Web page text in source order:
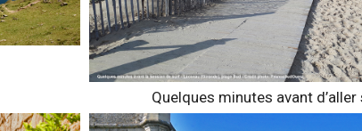
Quelques minutes avant d’aller